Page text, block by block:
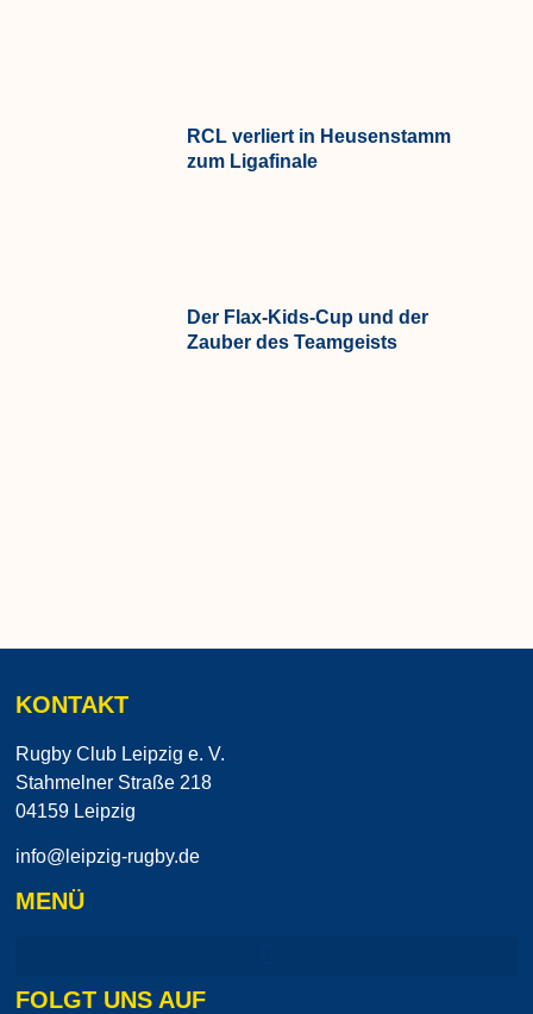
RCL verliert in Heusenstamm
zum Ligafinale
Der Flax-Kids-Cup und der
Zauber des Teamgeists
KONTAKT
Rugby Club Leipzig e. V.
Stahmelner Straße 218
04159 Leipzig
info@leipzig-rugby.de
MENÜ
FOLGT UNS AUF